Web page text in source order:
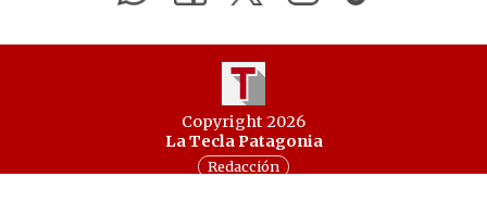
Copyright 2026
La Tecla Patagonia
Redacción